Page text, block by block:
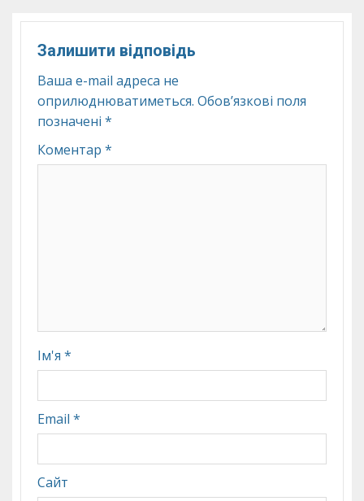
Залишити відповідь
Ваша e-mail адреса не
оприлюднюватиметься. Обов’язкові поля
позначені *
Коментар *
Ім'я *
Email *
Сайт